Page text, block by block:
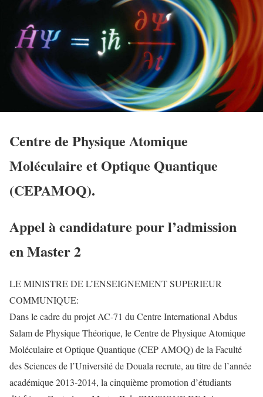
Centre de Physique Atomique
Moléculaire et Optique Quantique
(CEPAMOQ).
Appel à candidature pour l’admission
en Master 2
LE MINISTRE DE L’ENSEIGNEMENT SUPERIEUR
COMMUNIQUE:
Dans le cadre du projet AC-71 du Centre International Abdus
Salam de Physique Théorique, le Centre de Physique Atomique
Moléculaire et Optique Quantique (CEP AMOQ) de la Faculté
des Sciences de l’Université de Douala recrute, au titre de l’année
académique 2013-2014, la cinquième promotion d’étudiants